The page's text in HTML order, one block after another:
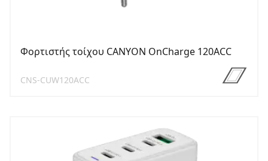
Φορτιστής τοίχου CANYON OnCharge 120ACC
CNS-CUW120ACC